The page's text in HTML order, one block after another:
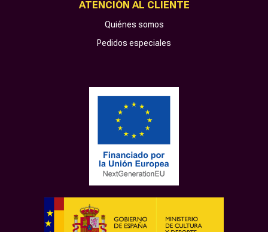
ATENCIÓN AL CLIENTE
Quiénes somos
Pedidos especiales